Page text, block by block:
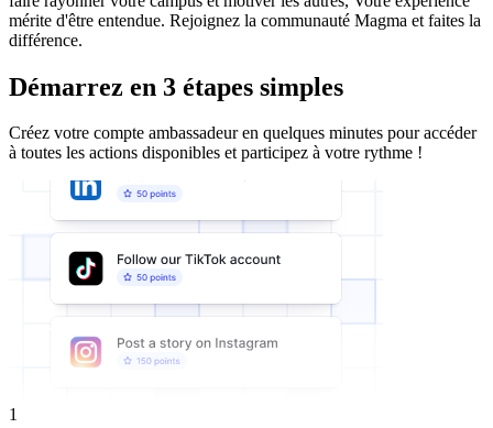
mérite d'être entendue. Rejoignez la communauté Magma et faites la
différence.
Démarrez en 3 étapes simples
Créez votre compte ambassadeur en quelques minutes pour accéder
à toutes les actions disponibles et participez à votre rythme !
1